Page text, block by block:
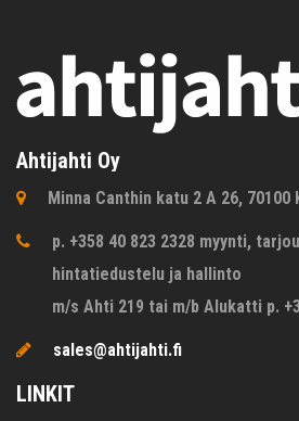
Ahtijahti Oy
Minna Canthin katu 2 A 26, 70100
p. +358 40 823 2328 myynti,
hintatiedustelu ja hallinto
m/s Ahti 219 tai m/b Alukatti p.
sales@ahtijahti.fi
LINKIT